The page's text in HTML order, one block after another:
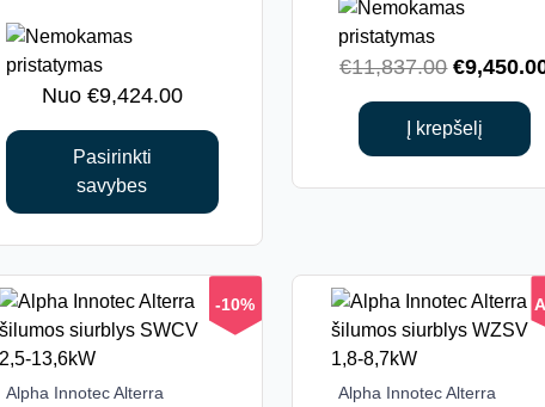
€9,424.00
Pasirinkti
savybes
options
be
chosen
page
€11,837.00 Original
price
was:
€
Į krepšelį
-10%
Alpha Innotec Alterra
Alpha Innotec Alterra
This